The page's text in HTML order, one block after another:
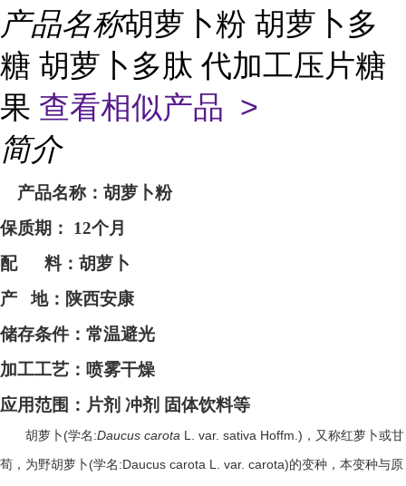
产品名称胡萝卜粉 胡萝卜多
糖 胡萝卜多肽 代加工压片糖
果 查看相似产品 >
简介
产品名称： 胡萝卜粉
保质期：
12个月
配料： 胡萝卜
产 地： 陕西安康
储存条件：常温避光
加工工艺：喷雾干燥
应用范围：片剂 冲剂 固体饮料等
胡萝卜 (学名 :Daucus carota L. var. sativa Hoffm.) ，又称红萝卜或甘
荀，为野胡萝卜 (学名 :Daucus carota L. var. carota)的变种，本变种与原